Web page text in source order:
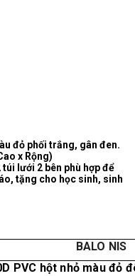
đỏ phối trắng, gân đen.
x Rộng)
lưới 2 bên phù hợp để
tặng cho học sinh, sinh
BALO NIS
PVC hột nhỏ màu đỏ